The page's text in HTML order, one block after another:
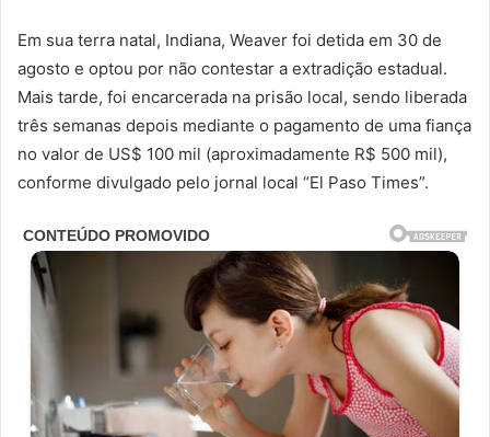
Em sua terra natal, Indiana, Weaver foi detida em 30 de
agosto e optou por não contestar a extradição estadual.
Mais tarde, foi encarcerada na prisão local, sendo liberada
três semanas depois mediante o pagamento de uma fiança
no valor de US$ 100 mil (aproximadamente R$ 500 mil),
conforme divulgado pelo jornal local “El Paso Times”.